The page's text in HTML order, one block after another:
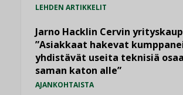
LEHDEN ARTIKKELIT
Jarno Hacklin Cervin
”Asiakkaat hakevat
yhdistävät useita teknisiä
saman katon alle”
AJANKOHTAISTA